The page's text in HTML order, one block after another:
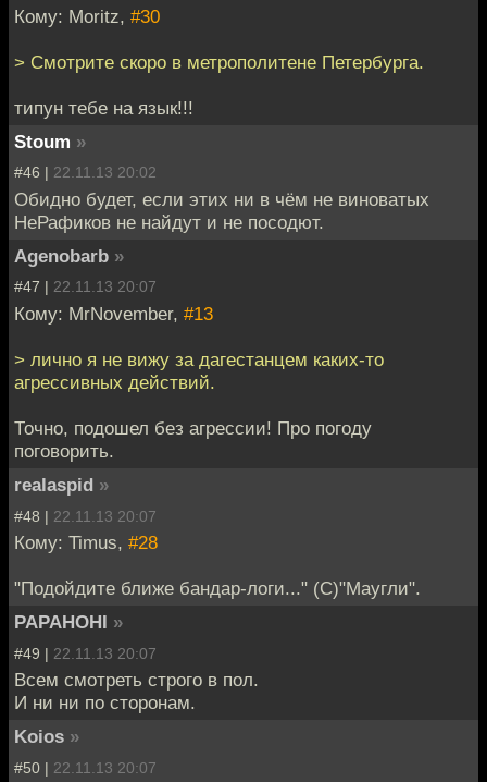
Кому: Moritz, #30
> Смотрите скоро в метрополитене Петербурга.
типун тебе на язык!!!
Stoum »
#46 | 22.11.13 20:02
Обидно будет, если этих ни в чём не виноватых
НеРафиков не найдут и не посодют.
Agenobarb »
#47 | 22.11.13 20:07
Кому: MrNovember, #13
> лично я не вижу за дагестанцем каких-то
агрессивных действий.
Точно, подошел без агрессии! Про погоду
поговорить.
realaspid »
#48 | 22.11.13 20:07
Кому: Timus, #28
"Подойдите ближе бандар-логи..." (С)"Маугли".
PAPAHOHI »
#49 | 22.11.13 20:07
Всем смотреть строго в пол.
И ни ни по сторонам.
Koios »
#50 | 22.11.13 20:07